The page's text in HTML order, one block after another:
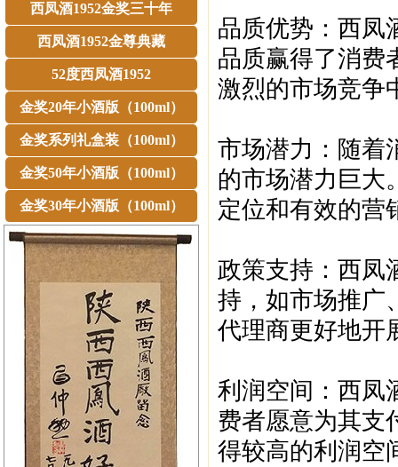
西凤酒1952金奖三十年
西凤酒1952金尊典藏
52度西凤酒1952
金奖20年小酒版（100ml）
金奖系列礼盒装（100ml）
金奖50年小酒版（100ml）
金奖30年小酒版（100ml）
品质优势‌：西凤
品质赢得了消费
激烈的市场竞争
市场潜力‌：随着
的市场潜力巨大
定位和有效的营
政策支持‌：西凤
持，如市场推广
代理商更好地开
利润空间‌：西凤
费者愿意为其支
得较高的利润空